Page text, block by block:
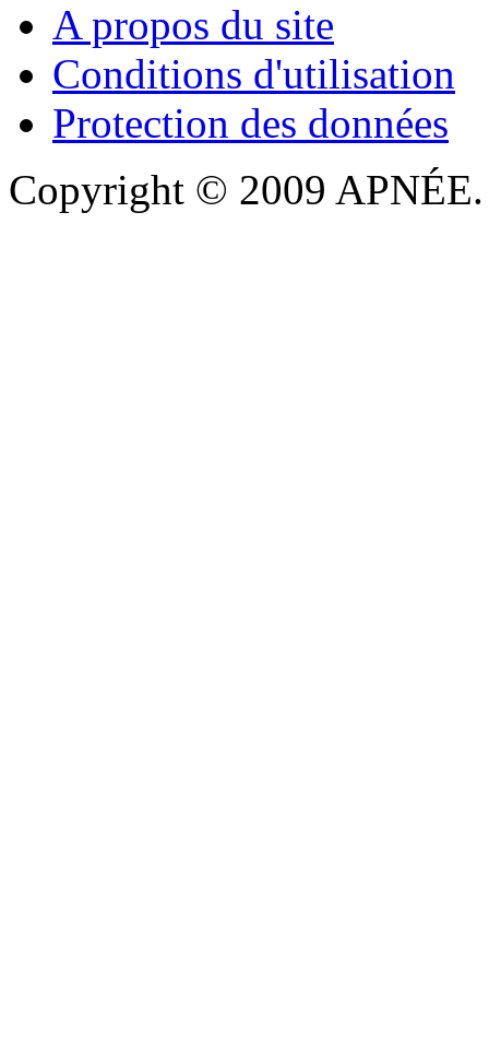
A propos du site
Conditions d'utilisation
Protection des données
Copyright © 2009 APNÉE.